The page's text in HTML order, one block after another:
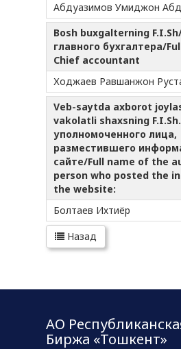
Абдуазимов Умиджон
Bosh buxgalterning
главного бухгалтера/
Chief accountant
Ходжаев Равшанжон
Veb-saytda axborot
vakolatli shaxsning
уполномоченного лица,
разместившего
сайте/Full name of the
person who posted the
the website:
Болтаев Ихтиёр
Назад
АО
Биржа «Тошкент»